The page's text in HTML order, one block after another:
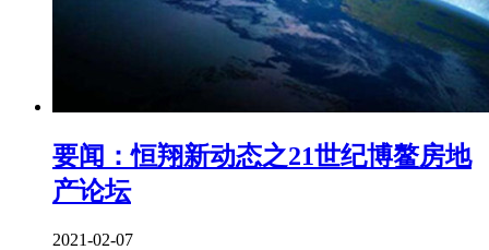
要闻：恒翔新动态之21世纪博鳌房地
产论坛
2021-02-07